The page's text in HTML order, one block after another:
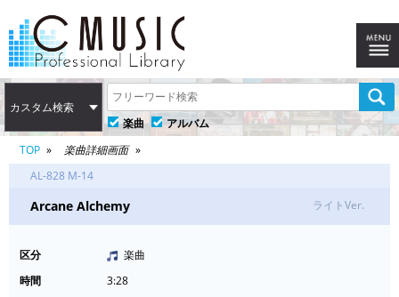
カスタム検索
楽曲
アルバム
TOP
楽曲詳細画面
AL-828 M-14
Arcane Alchemy ライトVer.
区分
楽曲
時間
3:28